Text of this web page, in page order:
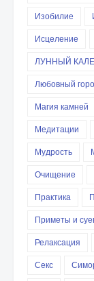
Изобилие
Исцеление
ЛУННЫЙ
Любовный
Магия камней
Медитации
Мудрость
Очищение
Практика
Приметы и
Релаксация
Секс